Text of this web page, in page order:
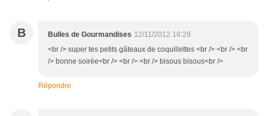
B Bulles de Gourmandises 12/11/2012 18:29
<br /> super tes petits gâteaux de coquillettes <br /> <br /> <br
/> bonne soirée<br /> <br /> <br /> bisous bisous<br />
Répondre